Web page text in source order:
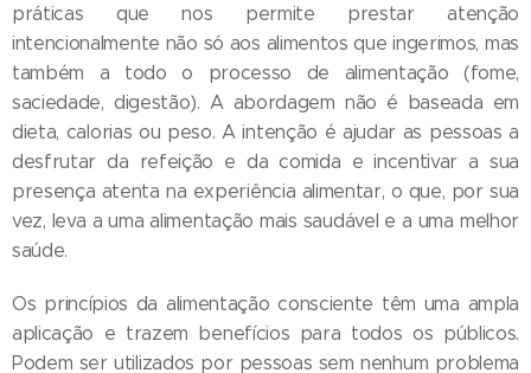
práticas que nos permite prestar atenção
intencionalmente não só aos alimentos que ingerimos, mas
também a todo o processo de alimentação (fome,
saciedade, digestão). A abordagem não é baseada em
dieta, calorias ou peso. A intenção é ajudar as pessoas a
desfrutar da refeição e da comida e incentivar a sua
presença atenta na experiência alimentar, o que, por sua
vez, leva a uma alimentação mais saudável e a uma melhor
saúde.
Os princípios da alimentação consciente têm uma ampla
aplicação e trazem benefícios para todos os públicos.
Podem ser utilizados por pessoas sem nenhum problema